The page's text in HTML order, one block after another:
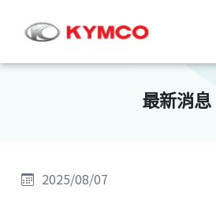
最新消息
2025/08/07